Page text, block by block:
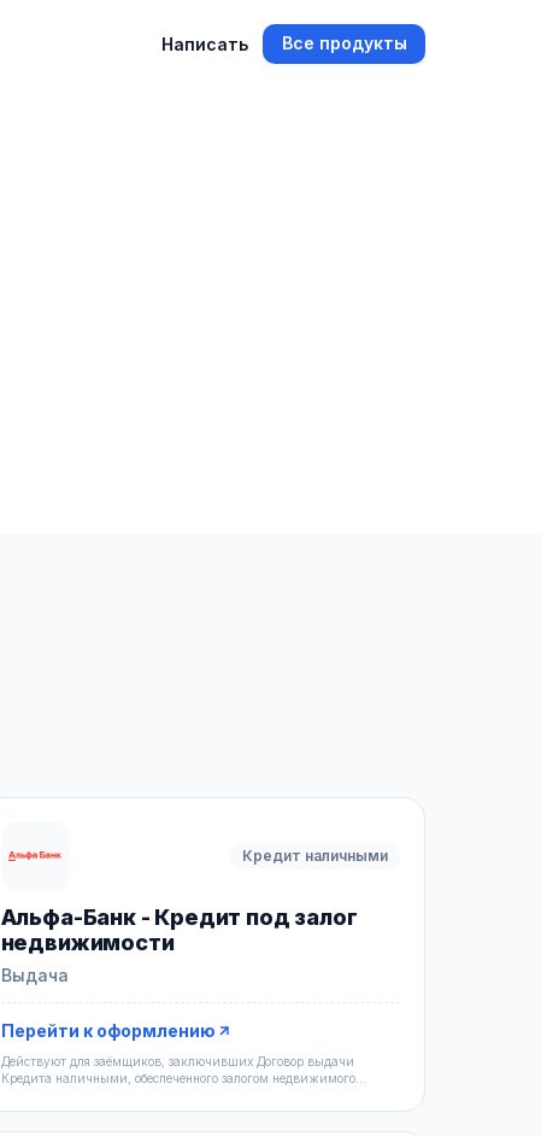
Написать Все продукты
Кредит наличными
Альфа-Банк - Кредит под залог
недвижимости
Выдача
Перейти к оформлению
Действуют для заёмщиков, заключивших Договор выдачи
Кредита наличными, обеспеченного залогом недвижимого